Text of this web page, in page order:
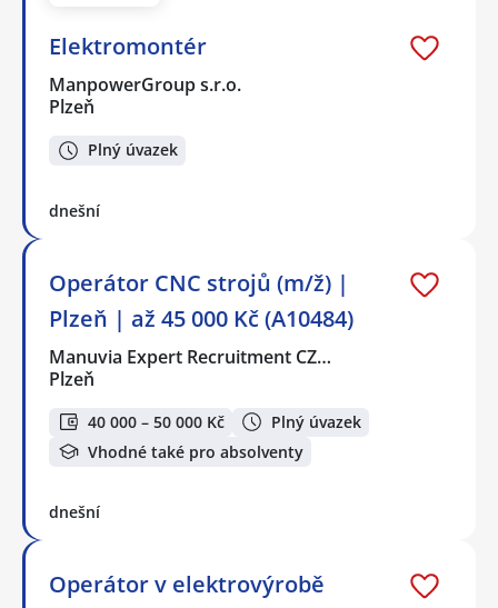
Elektromontér
ManpowerGroup s.r.o.
Plzeň
Plný úvazek
dnešní
Operátor CNC strojů (m/ž) |
Plzeň | až 45 000 Kč (A10484)
Manuvia Expert Recruitment CZ…
Plzeň
40 000 – 50 000 Kč
Plný úvazek
Vhodné také pro absolventy
dnešní
Operátor v elektrovýrobě